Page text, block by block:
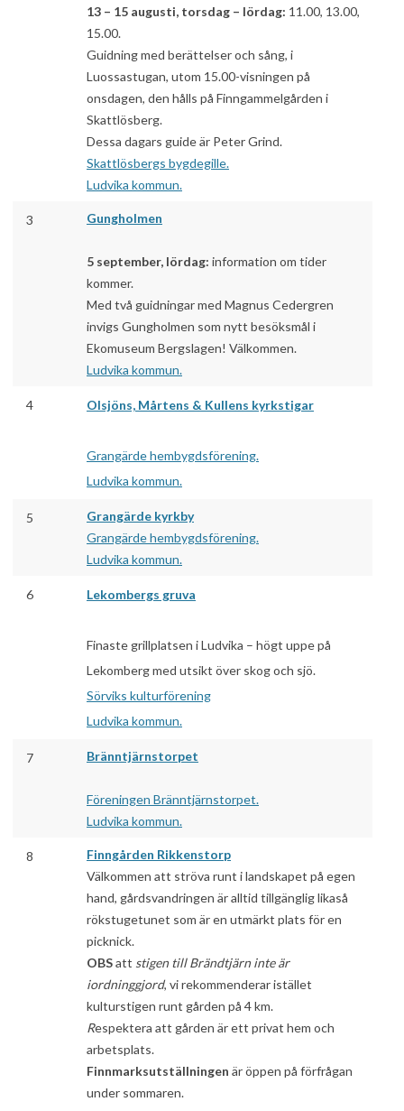
13 – 15 augusti, torsdag – lördag: 11.00, 13.00,
15.00.
Guidning med berättelser och sång, i
Luossastugan, utom 15.00-visningen på
onsdagen, den hålls på Finngammelgården i
Skattlösberg.
Dessa dagars guide är Peter Grind.
Skattlösbergs bygdegille.
Ludvika kommun.
3 Gungholmen
5 september, lördag: information om tider
kommer.
Med två guidningar med Magnus Cedergren
invigs Gungholmen som nytt besöksmål i
Ekomuseum Bergslagen! Välkommen.
Ludvika kommun.
4 Olsjöns, Mårtens & Kullens kyrkstigar
Grangärde hembygdsförening.
Ludvika kommun.
5
Grangärde kyrkby
Grangärde hembygdsförening.
Ludvika kommun.
6 Lekombergs gruva
Finaste grillplatsen i Ludvika – högt uppe på
Lekomberg med utsikt över skog och sjö.
Sörviks kulturförening
Ludvika kommun.
7 Bränntjärnstorpet
Föreningen Bränntjärnstorpet.
Ludvika kommun.
8
Finngården Rikkenstorp
Välkommen att ströva runt i landskapet på egen
hand, gårdsvandringen är alltid tillgänglig likaså
rökstugetunet som är en utmärkt plats för en
picknick.
OBSatt stigen till Brändtjärn inte är
iordninggjord, vi rekommenderar istället
kulturstigen runt gården på 4 km.
Respektera att gården är ett privat hem och
arbetsplats.
Finnmarksutställningen är öppen på förfrågan
under sommaren.